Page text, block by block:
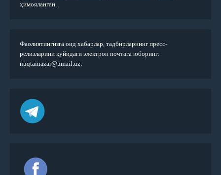
ҳимояланган.
Фаолиятингизга оид хабарлар, тадбирларнинг пресс-
релизларини қуйидаги электрон почтага юборинг:
nuqtainazar@umail.uz.